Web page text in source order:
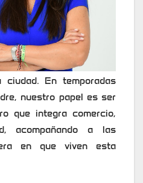
En temporadas
nuestro papel es ser
que integra comercio,
acompañando a las
en que viven esta